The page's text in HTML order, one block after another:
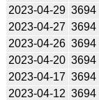
2023-04-29 3694
2023-04-27 3694
2023-04-26 3694
2023-04-20 3694
2023-04-17 3694
2023-04-12 3694